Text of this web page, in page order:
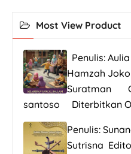
Most View Product
Penulis:
Hamzah
Suratman
santoso Diterbitkan
Penulis:
Sutrisna